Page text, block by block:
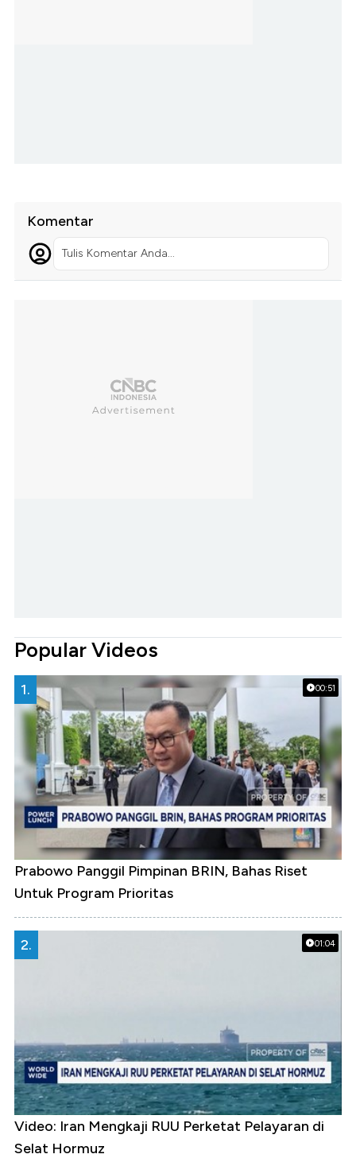
Komentar
Tulis Komentar Anda...
Popular Videos
00:51
1.
Prabowo Panggil Pimpinan BRIN, Bahas Riset
Untuk Program Prioritas
01:04
2.
Video: Iran Mengkaji RUU Perketat Pelayaran di
Selat Hormuz